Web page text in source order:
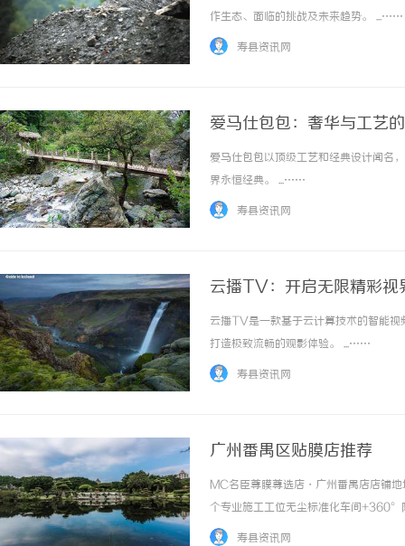
作生态、面临的挑战及未来趋势。 ...……
寿县资讯网
爱马仕包包：奢华与工艺
爱马仕包包以顶级工艺和经典设计闻名
界永恒经典。 ...……
寿县资讯网
云播TV：开启无限精彩视
云播TV是一款基于云计算技术的智能视
打造极致流畅的观影体验。 ...……
寿县资讯网
广州番禺区贴膜店推荐
MC名臣尊膜尊选店・广州番禺店店铺
个专业施工工位无尘标准化车间+360°
目TPU隐形车衣：防刮抗冲击、划痕自
寿县资讯网
类信息网的发展趋势及其在现代生活中的重
作用解析
武汉配眼镜 上海配眼镜